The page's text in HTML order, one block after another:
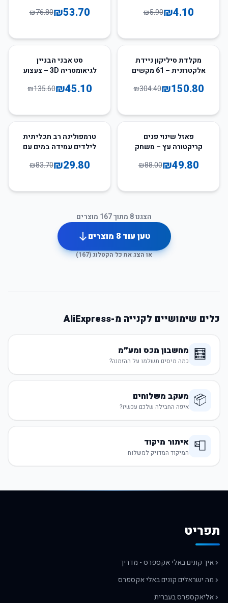
₪4.10
₪5.90
₪53.70
₪76.80
50מקלדת סיליקון ניידת
אלקטרונית – 61 מקשים
ופונקציית הקלטה ותמיכה
₪150.80
₪304.40
סט אבני הבניין
לגיאומטריה 3D – צעצוע
₪45.10
₪135.60
פאזל שינוי פנים
קריקטורה עץ – משחק
₪49.80
₪88.00
64
טרמפולינה רב תכליתית
לילדים עמידה במים עם
₪29.80
₪83.70
הצגנו8 מתוך167 מוצרים
טען עוד8 מוצרים
או הצג את כל הקטלוג (167
)
כלים שימושיים לקנייה מ-AliExpress
🧮 מחשבון מכס ומע״מ
כמה מיסים תשלמו על ההזמנה?
📦 מעקב משלוחים
איפה החבילה שלכם עכשיו?
📮 איתור מיקוד
המיקוד המדויק למשלוח
תפריט
איך קונים באלי אקספרס - מדריך
מה ישראלים קונים באלי אקספרס
אליאקספרס בעברית